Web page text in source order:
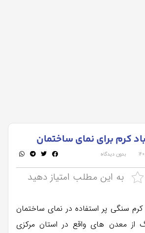
کرم برای نمای ساختمان
بدون دیدگاه
به این مطلب امتیاز دهید
کرم سنگی پر استفاده در نمای ساختمان
معدن های واقع در استان مرکزی